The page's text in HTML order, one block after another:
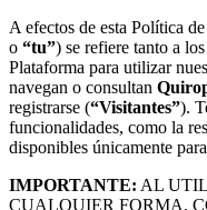
A efectos de esta Política
o “tu”) se refiere tanto a
Plataforma para utilizar
navegan o consultan
registrarse (“Visitantes”).
funcionalidades, como la
disponibles únicamente
IMPORTANTE: AL
CUALQUIER FORMA,